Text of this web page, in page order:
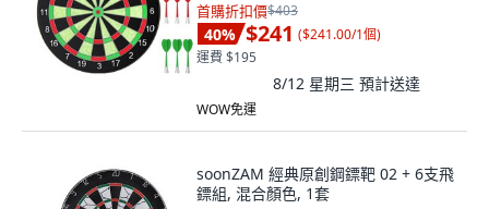
首購折扣價$403
40% $241 ($241.00/1個)
運費 $195
8/12 星期三 預計送達
WOW免運
soonZAM 經典原創鋼鏢靶 02 + 6支飛
鏢組, 混合顏色, 1套